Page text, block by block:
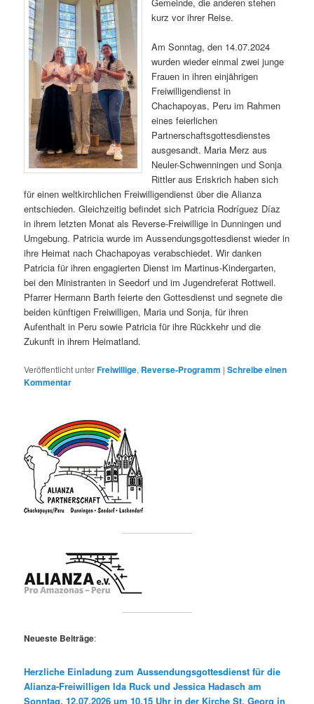
kurz vor ihrer Reise.
Am Sonntag, den 14.07.2024
wurden wieder einmal zwei junge
Frauen in ihren einjährigen
Freiwilligendienst in
Chachapoyas, Peru im Rahmen
eines feierlichen
Partnerschaftsgottesdienstes
ausgesandt. Maria Merz aus
Neuler-Schwenningen und Sonja
Rittler aus Eriskrich haben sich
für einen weltkirchlichen Freiwilligendienst über die Alianza
entschieden. Gleichzeitig befindet sich Patricia Rodríguez Díaz
in ihrem letzten Monat als Reverse-Freiwillige in Dunningen und
Umgebung. Patricia wurde im Aussendungsgottesdienst wieder in
ihre Heimat nach Chachapoyas verabschiedet. Wir danken
Patricia für ihren engagierten Dienst im Martinus-Kindergarten,
bei den Ministranten in Seedorf und im Jugendreferat Rottweil.
Pfarrer Hermann Barth feierte den Gottesdienst und segnete die
beiden künftigen Freiwilligen, Maria und Sonja, für ihren
Aufenthalt in Peru sowie Patricia für ihre Rückkehr und die
Zukunft in ihrem Heimatland.
Veröffentlicht unterFreiwillige, Reverse-Programm |Schreibe einen
Kommentar
Neueste Beiträge:
Herzliche Einladung zum Aussendungsgottesdienst für die
Alianza-Freiwilligen Ida Ruck und Jessica Hadasch am
Sonntag, 12.07.2026 um 10.15 Uhr in der Kirche St. Georg in